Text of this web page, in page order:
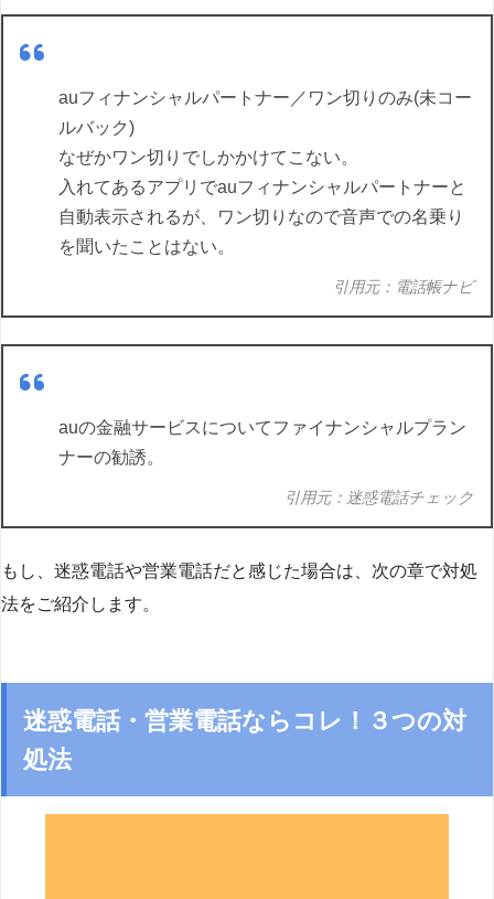
auフィナンシャルパートナー／ワン切りのみ(未コー
ルバック)
なぜかワン切りでしかかけてこない。
入れてあるアプリでauフィナンシャルパートナーと
自動表示されるが、ワン切りなので音声での名乗り
を聞いたことはない。
引用元：電話帳ナビ
auの金融サービスについてファイナンシャルプラン
ナーの勧誘。
引用元：迷惑電話チェック
もし、迷惑電話や営業電話だと感じた場合は、次の章で対処
法をご紹介します。
迷惑電話・営業電話ならコレ！３つの対
処法